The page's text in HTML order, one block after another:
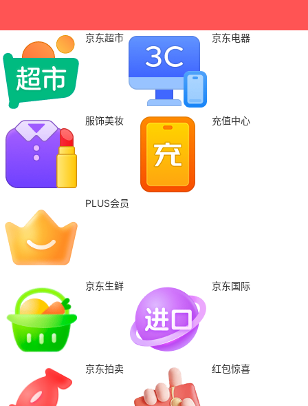
京东超市 京东电器
服饰美妆 充值中心
PLUS会员
京东生鲜 京东国际
京东拍卖 红包惊喜